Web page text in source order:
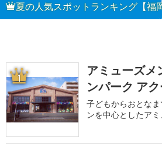
夏の人気スポットランキング【福
1
アミューズメ
ンパーク ア
子どもからおとな
ンを中心としたア